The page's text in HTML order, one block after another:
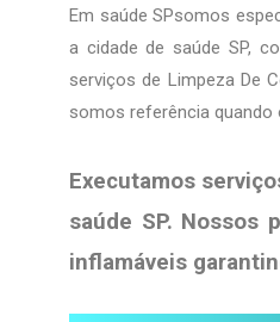
Em saúde SPsomos
a cidade de saúde SP,
serviços de Limpeza De
somos referência quando
Executamos
saúde SP. Nossos
inflamáveis